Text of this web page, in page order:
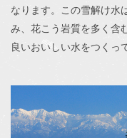
なります。この雪解け水
み、花こう岩質を多く含
良いおいしい水をつくっ